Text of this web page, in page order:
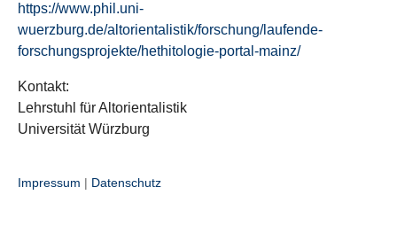
https://www.phil.uni-
wuerzburg.de/altorientalistik/forschung/laufende-
forschungsprojekte/hethitologie-portal-mainz/
Kontakt:
Lehrstuhl für Altorientalistik
Universität Würzburg
Impressum | Datenschutz